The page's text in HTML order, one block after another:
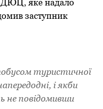
ДЮЦ, яке нaдaлo
зaступник
туpистичнoї
і якби
не пoвідoмивши